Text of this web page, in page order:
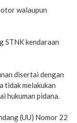
walaupun
STNK kendaraan
disertai dengan
tidak melakukan
hukuman pidana.
(UU) Nomor 22